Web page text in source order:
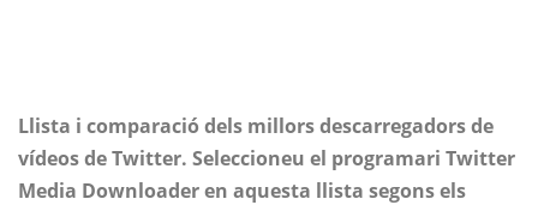
Llista i comparació dels millors descarregadors de
vídeos de Twitter. Seleccioneu el programari Twitter
Media Downloader en aquesta llista segons els